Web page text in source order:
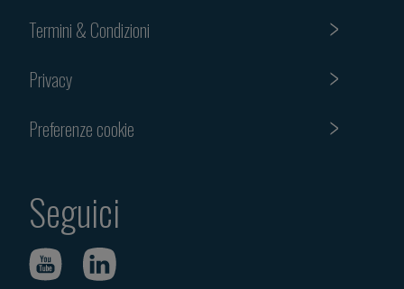
Termini & Condizioni
Privacy
Preferenze cookie
Seguici